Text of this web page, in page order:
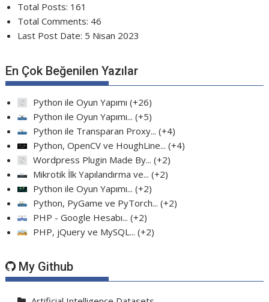
Total Posts: 161
Total Comments: 46
Last Post Date: 5 Nisan 2023
En Çok Beğenilen Yazılar
Python ile Oyun Yapımı +26
Python ile Oyun Yapımı... +5
Python ile Transparan Proxy... +4
Python, OpenCV ve HoughLine... +4
Wordpress Plugin Made By... +2
Mikrotik İlk Yapılandırma ve... +2
Python ile Oyun Yapımı... +2
Python, PyGame ve PyTorch... +2
PHP - Google Hesabı... +2
PHP, jQuery ve MySQL... +2
My Github